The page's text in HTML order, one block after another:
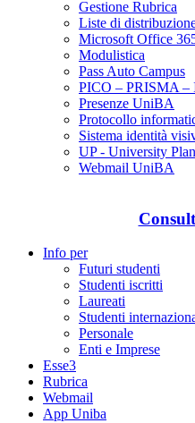
Gestione Rubrica
Liste di
Microsoft Office
Modulistica
Pass Auto Campus
PICO – PRISMA
Presenze UniBA
Protocollo
Sistema identità
UP - University
Webmail UniBA
Info per
Futuri studenti
Studenti iscritti
Laureati
Studenti
Personale
Enti e Imprese
Esse3
Rubrica
Webmail
App Uniba